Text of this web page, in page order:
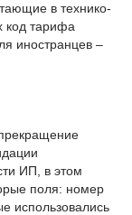
в технико-
код тарифа
иностранцев –
ИП, в этом
поля: номер
использовались